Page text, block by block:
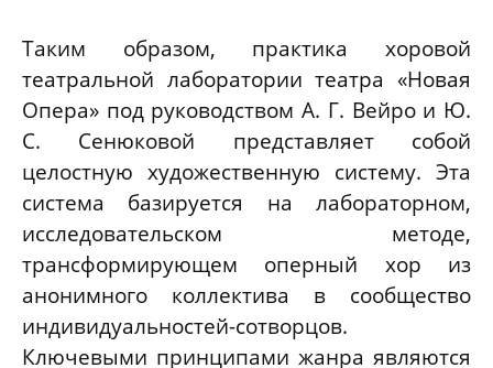
Таким образом, практика хоровой
театральной лаборатории театра «Новая
Опера» под руководством А. Г. Вейро и Ю.
С. Сенюковой представляет собой
целостную художественную систему. Эта
система базируется на лабораторном,
исследовательском методе,
трансформирующем оперный хор из
анонимного коллектива в сообщество
индивидуальностей-сотворцов.
Ключевыми принципами жанра являются